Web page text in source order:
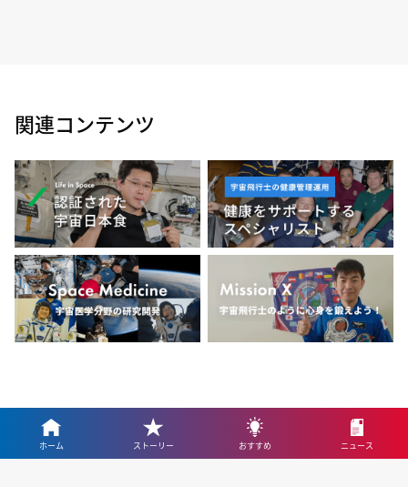
関連コンテンツ
ホーム ストーリー おすすめ ニュース